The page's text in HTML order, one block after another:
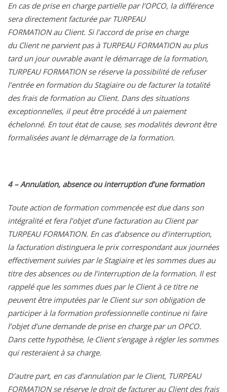
En cas de prise en charge partielle par l’OPCO, la différence
sera directement facturée par TURPEAU
FORMATION au Client. Si l’accord de prise en charge
du Client ne parvient pas à TURPEAU FORMATION au plus
tard un jour ouvrable avant le démarrage de la formation,
TURPEAU FORMATION se réserve la possibilité de refuser
l’entrée en formation du Stagiaire ou de facturer la totalité
des frais de formation au Client. Dans des situations
exceptionnelles, il peut être procédé à un paiement
échelonné. En tout état de cause, ses modalités devront être
formalisées avant le démarrage de la formation.
4 – Annulation, absence ou interruption d’une formation
Toute action de formation commencée est due dans son
intégralité et fera l’objet d’une facturation au Client par
TURPEAU FORMATION. En cas d’absence ou d’interruption,
la facturation distinguera le prix correspondant aux journées
effectivement suivies par le Stagiaire et les sommes dues au
titre des absences ou de l’interruption de la formation. Il est
rappelé que les sommes dues par le Client à ce titre ne
peuvent être imputées par le Client sur son obligation de
participer à la formation professionnelle continue ni faire
l’objet d’une demande de prise en charge par un OPCO.
Dans cette hypothèse, le Client s’engage à régler les sommes
qui resteraient à sa charge.
D’autre part, en cas d’annulation par le Client, TURPEAU
FORMATION se réserve le droit de facturer au Client des frais